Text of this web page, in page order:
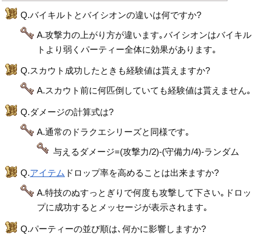
Q.バイキルトとバイシオンの違いは何ですか?
A.攻撃力の上がり方が違います｡バイシオンはバイキル
トより弱くパーティー全体に効果があります｡
Q.スカウト成功したときも経験値は貰えますか?
A.スカウト前に何匹倒していても経験値は貰えません｡
Q.ダメージの計算式は?
A.通常のドラクエシリーズと同様です｡
与えるダメージ=(攻撃力/2)-(守備力/4)-ランダム
Q.アイテム ドロップ率を高めることは出来ますか?
A.特技のぬすっとぎりで何度も攻撃して下さい｡ドロッ
プに成功するとメッセージが表示されます｡
Q.パーティーの並び順は､何かに影響しますか?